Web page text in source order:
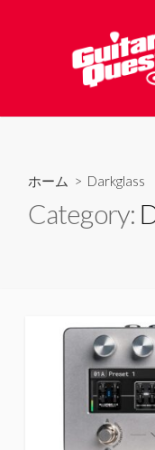
へ
ホーム > Darkglass
Category: